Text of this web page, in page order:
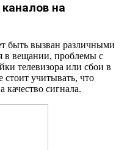
на
быть вызван различными
в вещании, проблемы с
телевизора или сбои в
учитывать, что
качество сигнала.